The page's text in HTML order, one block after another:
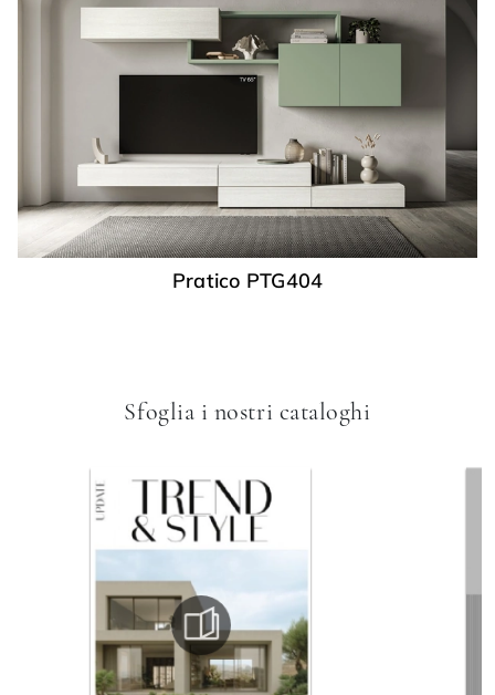
Pratico PTG404
Sfoglia i nostri cataloghi